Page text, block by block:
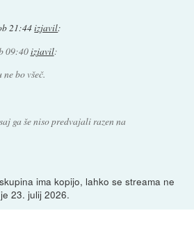
21:44izjavil:
09:40izjavil:
bo všeč.
ga še niso predvajali razen na
ima kopijo, lahko se streama ne
23. julij 2026.